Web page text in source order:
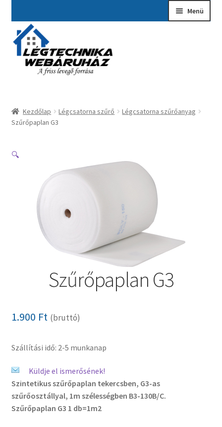
navigációhoz
tartalomba
Menü
Kezdőlap
A fiókom
Ajánlatkérés
Garancia ügyintézés
Kezdőlap Légcsatorna szűrő
Légcsatorna szűrőanyag
Szűrőpaplan G3
🔍
Szűrőpaplan G3
1.900 Ft (bruttó)
Szállítási idő: 2-5 munkanap
Küldje el ismerősének!
Szintetikus szűrőpaplan tekercsben, G3-as
szűrőosztállyal, 1m szélességben B3-130B/C.
Szűrőpaplan G3 1 db=1m2